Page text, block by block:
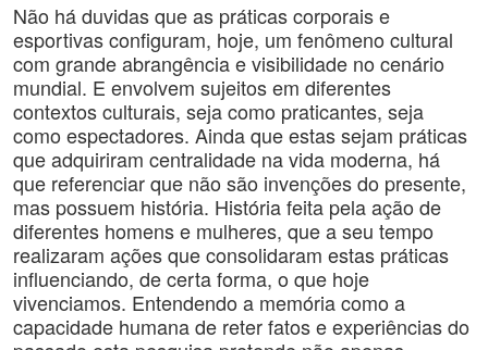
Não há duvidas que as práticas corporais e
esportivas configuram, hoje, um fenômeno cultural
com grande abrangência e visibilidade no cenário
mundial. E envolvem sujeitos em diferentes
contextos culturais, seja como praticantes, seja
como espectadores. Ainda que estas sejam práticas
que adquiriram centralidade na vida moderna, há
que referenciar que não são invenções do presente,
mas possuem história. História feita pela ação de
diferentes homens e mulheres, que a seu tempo
realizaram ações que consolidaram estas práticas
influenciando, de certa forma, o que hoje
vivenciamos. Entendendo a memória como a
capacidade humana de reter fatos e experiências do